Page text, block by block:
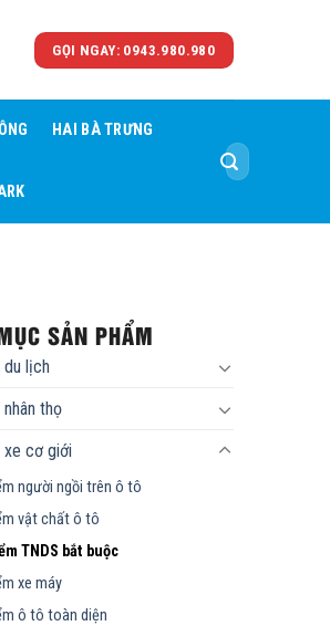
GỌI NGAY: 0943.980.980
HAI BÀ TRƯNG
Tìm
kiếm:
SẢN PHẨM
du lịch
thọ
xe cơ giới
người ngồi trên ô tô
vật chất ô tô
TNDS bắt buộc
xe máy
ô tô toàn diện